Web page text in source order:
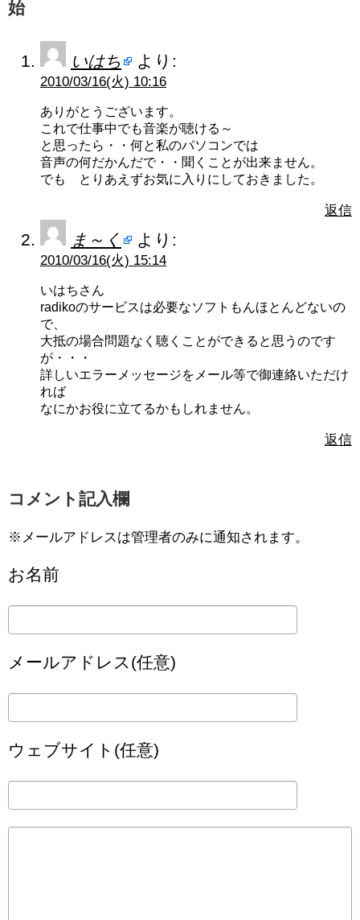
始
いはち より:
2010/03/16(火) 10:16
ありがとうございます。
これで仕事中でも音楽が聴ける～
と思ったら・・何と私のパソコンでは
音声の何だかんだで・・聞くことが出来ません。
でも とりあえずお気に入りにしておきました。
返信
ま～く より:
2010/03/16(火) 15:14
いはちさん
radikoのサービスは必要なソフトもんほとんどないの
で、
大抵の場合問題なく聴くことができると思うのです
が・・・
詳しいエラーメッセージをメール等で御連絡いただけ
れば
なにかお役に立てるかもしれません。
返信
コメント記入欄
※メールアドレスは管理者のみに通知されます。
お名前
メールアドレス(任意)
ウェブサイト(任意)